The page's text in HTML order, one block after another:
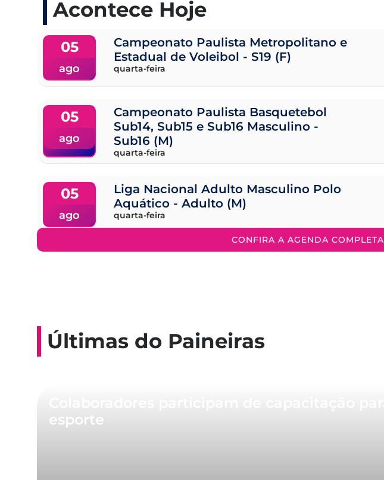
Acontece Hoje
05
ago
Campeonato Paulista Metropolitano e
Estadual de Voleibol - S19 (F)
quarta-feira
05
ago
Campeonato Paulista Basquetebol
Sub14, Sub15 e Sub16 Masculino -
Sub16 (M)
quarta-feira
05
ago
Liga Nacional Adulto Masculino Polo
Aquático - Adulto (M)
quarta-feira
CONFIRA A AGENDA COMPLETA
Últimas do Paineiras
esporte